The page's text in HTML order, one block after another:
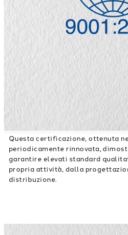
Questa certificazione, ottenuta
periodicamente rinnovata,
garantire elevati standard
propria attività, dalla
distribuzione.